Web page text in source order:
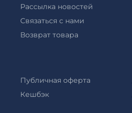
Рассылка новостей
Связаться с нами
Возврат товара
Публичная оферта
Кешбэк